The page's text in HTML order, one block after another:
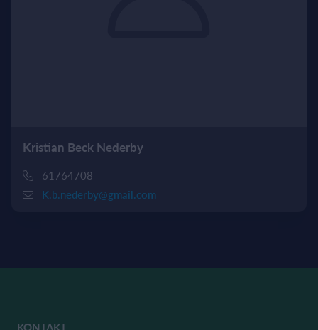
Kristian Beck Nederby
61764708
K.b.nederby@gmail.com
KONTAKT